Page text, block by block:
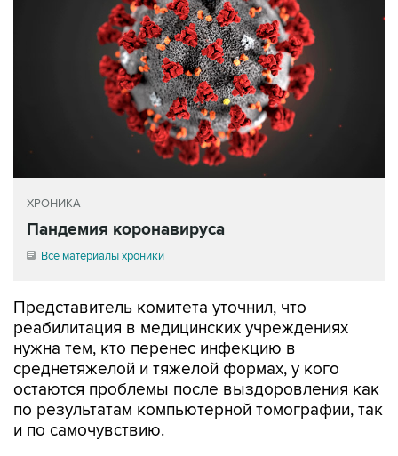
ХРОНИКА
Пандемия коронавируса
Все материалы хроники
Представитель комитета уточнил, что
реабилитация в медицинских учреждениях
нужна тем, кто перенес инфекцию в
среднетяжелой и тяжелой формах, у кого
остаются проблемы после выздоровления как
по результатам компьютерной томографии, так
и по самочувствию.